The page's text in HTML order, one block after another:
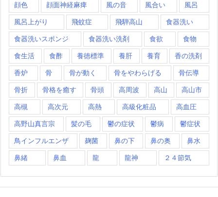
顔色 顔面神経麻痺 風の音 風合い 風呂
風呂上がり 飛蚊症 飛騨高山 食器洗い
食器洗いスポンジ 食器洗い洗剤 食欲 食物
食生活 食酢 養徳標準 養肝 養育 香の洗剤
香炉 骨 骨が動く 骨をやわらげる 骨伝導
骨折 骨格を癒す 骨頭 高周波 高山 高山市
高槻 高次元 高熱 高級化粧品 高血圧
高野山真言宗 髪の毛 鬱の症状 鬱病 鬱症状
鳥インフルエンザ 麹菌 鼻の下 鼻の奥 鼻水
鼻緒 鼻血 龍 龍神 ２４節気